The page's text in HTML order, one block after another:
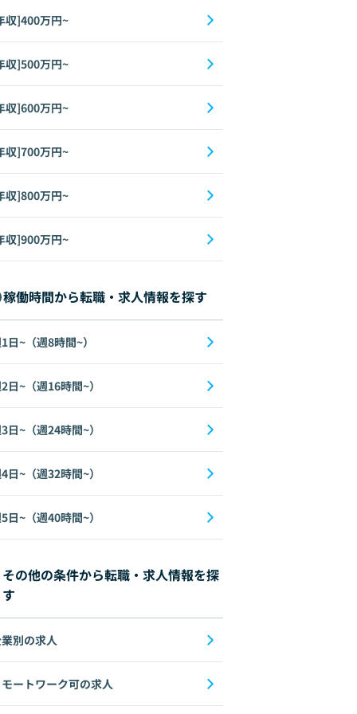
収]400万円~
収]500万円~
収]600万円~
収]700万円~
収]800万円~
収]900万円~
稼働時間から転職・求人情報を探す
日~（週8時間~）
日~（週16時間~）
日~（週24時間~）
日~（週32時間~）
日~（週40時間~）
その他の条件から転職・求人情報を探
す
別の求人
モートワーク可の求人